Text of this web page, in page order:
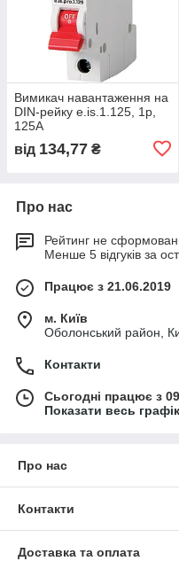
Вимикач навантаження на
DIN-рейку e.is.1.125, 1р,
125А
від 134,77 ₴
Про нас
Рейтинг не
Менше 5 відгуків за
Працює з 21.06.2019
м. Київ
Оболонський район,
Контакти
Сьогодні працює з
Показати весь
Про нас
Контакти
Доставка та оплата